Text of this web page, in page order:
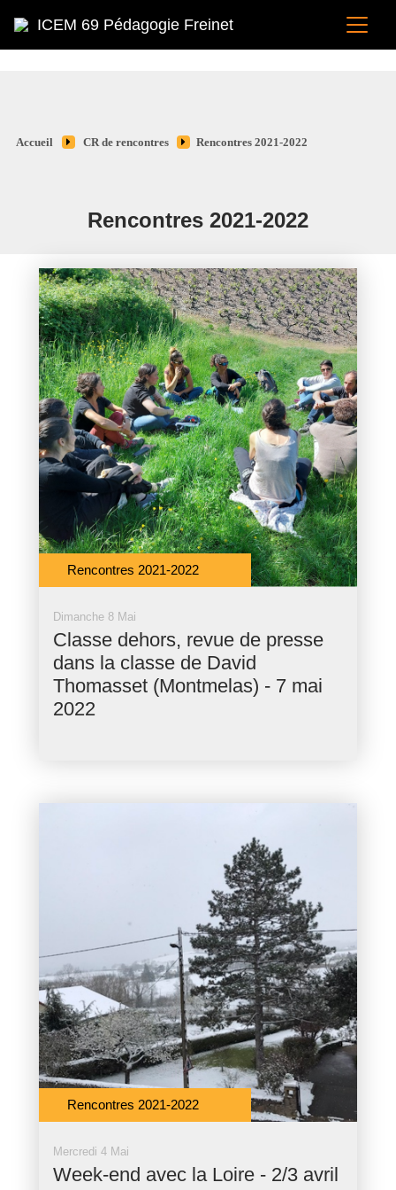
ICEM 69 Pédagogie Freinet
Accueil CR de rencontres Rencontres 2021-2022
Rencontres 2021-2022
Rencontres 2021-2022
Dimanche 8 Mai
Classe dehors, revue de presse
dans la classe de David
Thomasset (Montmelas) - 7 mai
2022
Rencontres 2021-2022
Mercredi 4 Mai
Week-end avec la Loire - 2/3 avril